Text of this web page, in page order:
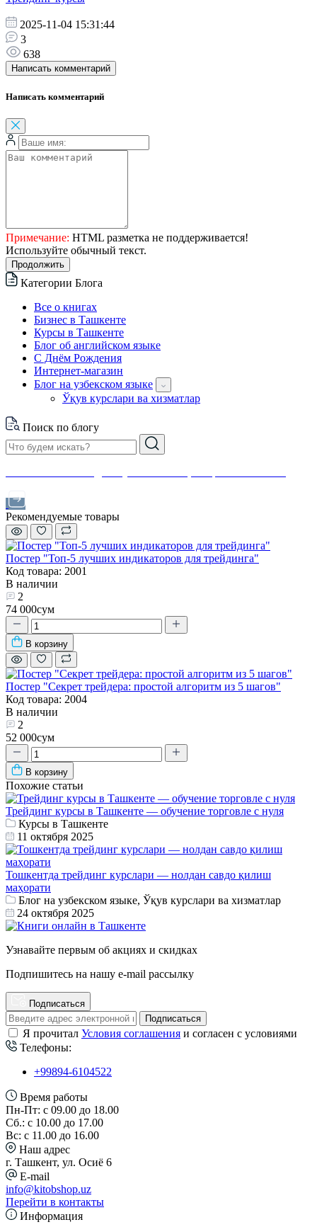
2025-11-04 15:31:44
3
638
Написать комментарий
Написать комментарий
Примечание: HTML разметка не поддерживается!
Используйте обычный текст.
Продолжить
Категории Блога
Все о книгах
Бизнес в Ташкенте
Курсы в Ташкенте
Блог об английском языке
С Днём Рождения
Интернет-магазин
Блог на узбекском языке
Ўқув курслари ва хизматлар
Поиск по блогу
Рекомендуемые товары
Постер "Топ-5 лучших индикаторов для трейдинга"
Код товара: 2001
В наличии
2
74 000сум
В корзину
Постер "Секрет трейдера: простой алгоритм из 5 шагов"
Код товара: 2004
В наличии
2
52 000сум
В корзину
Похожие статьи
Трейдинг курсы в Ташкенте — обучение торговле с нуля
Курсы в Ташкенте
11 октября 2025
Тошкентда трейдинг курслари — нолдан савдо қилиш
маҳорати
Блог на узбекском языке, Ўқув курслари ва хизматлар
24 октября 2025
Узнавайте первым об акциях и скидках
Подпишитесь на нашу e-mail рассылку
Подписаться
Подписаться
Я прочитал Условия соглашения и согласен с условиями
Телефоны:
+99894-6104522
Время работы
Пн-Пт: с 09.00 до 18.00
Сб.: с 10.00 до 17.00
Вс: с 11.00 до 16.00
Наш адрес
г. Ташкент, ул. Осиё 6
E-mail
info@kitobshop.uz
Перейти в контакты
Информация